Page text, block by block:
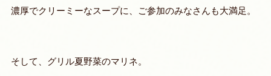
濃厚でクリーミーなスープに、ご参加のみなさんも大満足。
そして、グリル夏野菜のマリネ。